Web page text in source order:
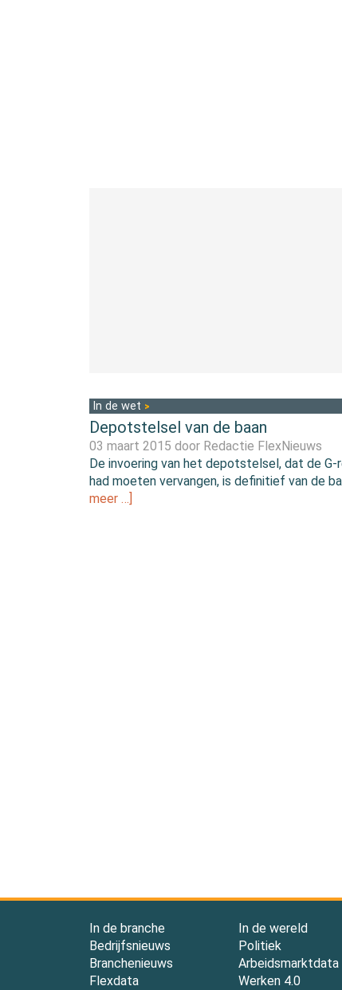
In de wet
Depotstelsel van de baan
03 maart 2015 door Redactie FlexNieuws
De invoering van het depotstelsel, dat de G-
had moeten vervangen, is definitief van de
meer …]
In de branche
Bedrijfsnieuws
Branchenieuws
Flexdata
In de wereld
Politiek
Arbeidsmarktdata
Werken 4.0